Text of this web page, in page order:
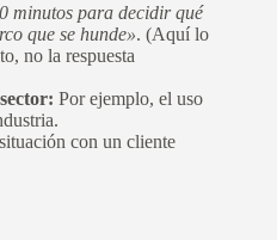
minutos para decidir qué
que se hunde». (Aquí lo
no la respuesta
Por ejemplo, el uso
con un cliente